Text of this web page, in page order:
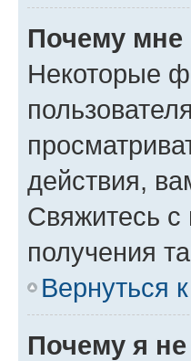
Почему
Некоторые
действия,
Свяжитесь
получения
Вернуться
Почему я